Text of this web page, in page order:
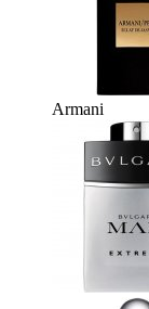
Armani